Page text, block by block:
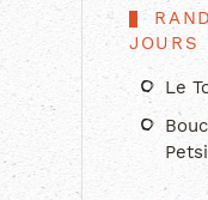
JOURS
Le